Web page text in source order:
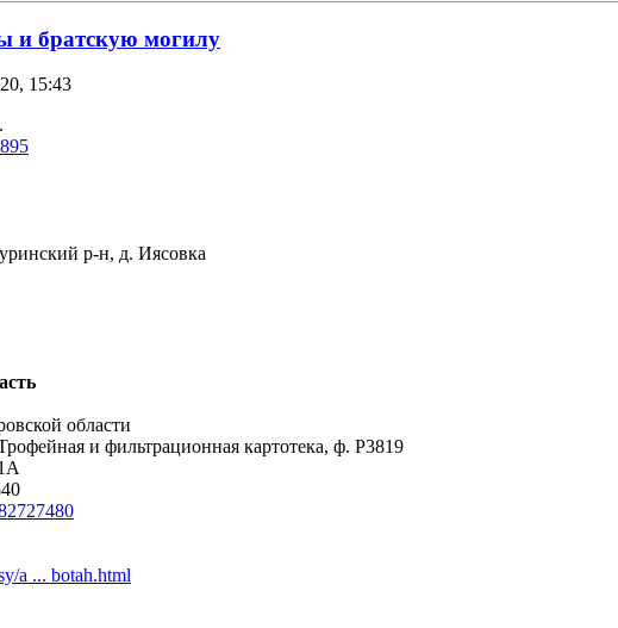
и братскую могилу
15:43
р-н, д. Иясовка
области
и фильтрационная картотека, ф. Р3819
a ... botah.html